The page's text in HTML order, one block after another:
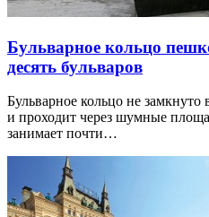
Бульварное кольцо
десять бульваров
Бульварное кольцо не замкнуто
и проходит через шумные
занимает почти…